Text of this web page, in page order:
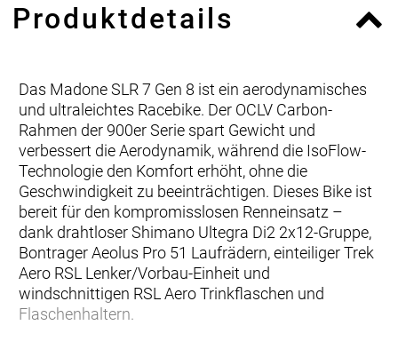
Produktdetails
Das Madone SLR 7 Gen 8 ist ein aerodynamisches
und ultraleichtes Racebike. Der OCLV Carbon-
Rahmen der 900er Serie spart Gewicht und
verbessert die Aerodynamik, während die IsoFlow-
Technologie den Komfort erhöht, ohne die
Geschwindigkeit zu beeinträchtigen. Dieses Bike ist
bereit für den kompromisslosen Renneinsatz –
dank drahtloser Shimano Ultegra Di2 2x12-Gruppe,
Bontrager Aeolus Pro 51 Laufrädern, einteiliger Trek
Aero RSL Lenker/Vorbau-Einheit und
windschnittigen RSL Aero Trinkflaschen und
Flaschenhaltern.